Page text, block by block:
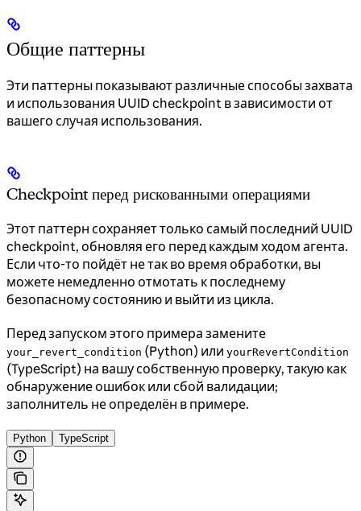
Общие паттерны
Эти паттерны показывают различные способы захвата
и использования UUID checkpoint в зависимости от
вашего случая использования.
Checkpoint перед рискованными операциями
Этот паттерн сохраняет только самый последний UUID
checkpoint, обновляя его перед каждым ходом агента.
Если что-то пойдёт не так во время обработки, вы
можете немедленно отмотать к последнему
безопасному состоянию и выйти из цикла.
Перед запуском этого примера замените
your_revert_condition (Python) или yourRevertCondition
(TypeScript) на вашу собственную проверку, такую как
обнаружение ошибок или сбой валидации;
заполнитель не определён в примере.
Python TypeScript